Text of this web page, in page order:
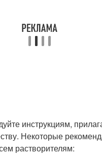
инструкциям,
Некоторые
растворителям: